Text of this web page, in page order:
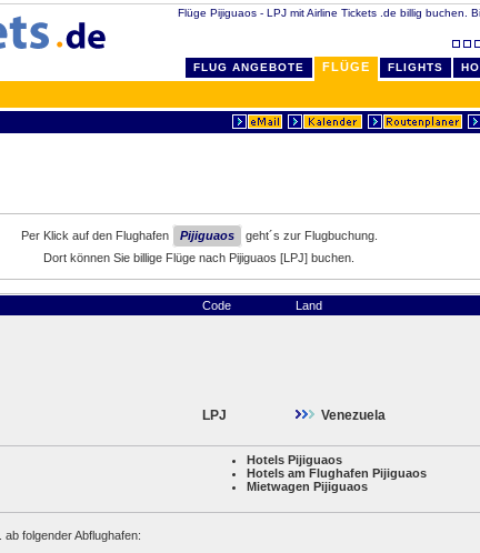
Flüge Pijiguaos - LPJ mit Airline Tickets .de billig buchen.
FLUG ANGEBOTE FLÜGE FLIGHTS
Per Klick auf den Flughafen Pijiguaos
geht´s zur Flugbuchung.
Dort können Sie billige Flüge nach Pijiguaos [LPJ] buchen.
Code Land
LPJ Venezuela
Hotels Pijiguaos
Hotels am Flughafen Pijiguaos
Mietwagen Pijiguaos
folgender Abflughafen: